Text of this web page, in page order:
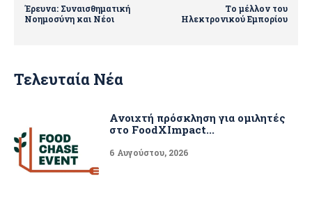
Έρευνα: Συναισθηματική
Νοημοσύνη και Νέοι
Το μέλλον του
Ηλεκτρονικού Εμπορίου
Τελευταία Νέα
Ανοιχτή πρόσκληση για ομιλητές
στο FoodXImpact...
6 Αυγούστου, 2026